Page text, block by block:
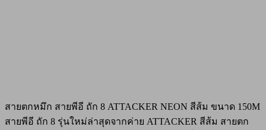
สายตกหมึก สายพีอี ถัก 8 ATTACKER NEON สีส้ม ขนาด 150M
สายพีอี ถัก 8 รุ่นใหม่ล่าสุดจากค่าย ATTACKER สีส้ม สายตก